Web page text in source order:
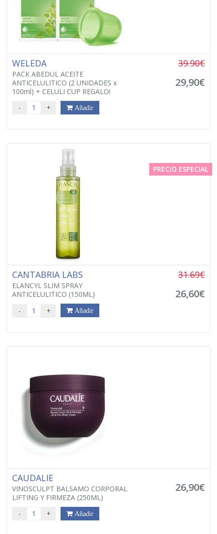
WELEDA
PACK ABEDUL ACEITE
ANTICELULITICO (2 UNIDADES x
100ml) + CELULI CUP REGALO!
39.90€
29,90€
- + Añadir
PRECIO ESPECIAL
CANTABRIA LABS
ELANCYL SLIM SPRAY
ANTICELULITICO (150ML)
31.69€
26,60€
- + Añadir
CAUDALIE
VINOSCULPT BALSAMO CORPORAL
LIFTING Y FIRMEZA (250ML)
26,90€
- + Añadir